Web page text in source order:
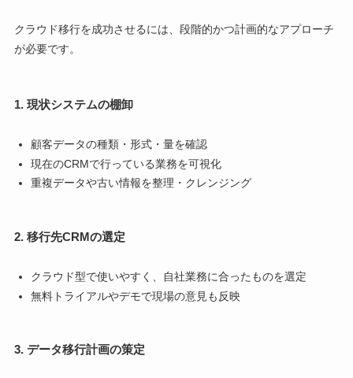
クラウド移行を成功させるには、段階的かつ計画的なアプローチ
が必要です。
1. 現状システムの棚卸
顧客データの種類・形式・量を確認
現在のCRMで行っている業務を可視化
重複データや古い情報を整理・クレンジング
2. 移行先CRMの選定
クラウド型で使いやすく、自社業務に合ったものを選定
無料トライアルやデモで現場の意見も反映
3. データ移行計画の策定